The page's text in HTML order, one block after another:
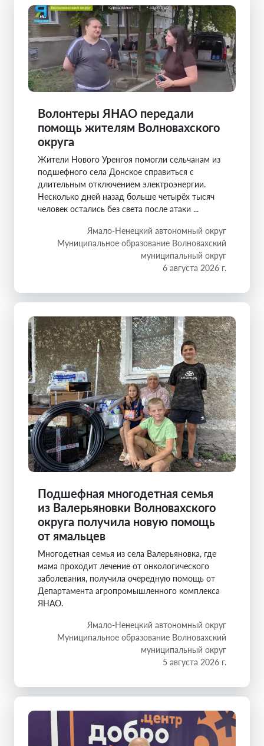
Волонтеры ЯНАО передали
помощь жителям Волновахского
округа
Жители Нового Уренгоя помогли сельчанам из
подшефного села Донское справиться с
длительным отключением электроэнергии.
Несколько дней назад больше четырёх тысяч
человек остались без света после атаки ...
Ямало-Ненецкий автономный округ
Муниципальное образование Волновахский
муниципальный округ
6 августа 2026 г.
Подшефная многодетная семья
из Валерьяновки Волновахского
округа получила новую помощь
от ямальцев
Многодетная семья из села Валерьяновка, где
мама проходит лечение от онкологического
заболевания, получила очередную помощь от
Департамента агропромышленного комплекса
ЯНАО.
Ямало-Ненецкий автономный округ
Муниципальное образование Волновахский
муниципальный округ
5 августа 2026 г.